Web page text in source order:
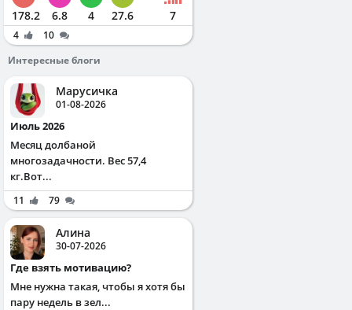
178.2 6.8 4 27.6 7
4
10
Интересные блоги
Марусичка
01-08-2026
Июль 2026
Месяц долбаной
многозадачности. Вес 57,4
кг.Вот...
11 79
Алина
30-07-2026
Где взять мотивацию?
Мне нужна такая, чтобы я хотя бы
пару недель в зел...